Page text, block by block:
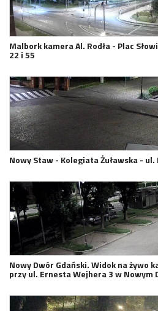
Malbork kamera Al. Rodła - Plac
22 i 55
Nowy Staw - Kolegiata Żuławska - ul.
Nowy Dwór Gdański. Widok na żywo
przy ul. Ernesta Wejhera 3 w Nowym